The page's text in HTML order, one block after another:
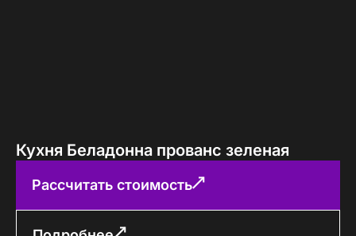
Кухня Беладонна прованс зеленая
Рассчитать стоимость